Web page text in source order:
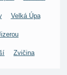
Velká Úpa
Zvičina